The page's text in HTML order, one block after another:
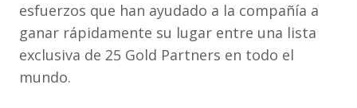
esfuerzos que han ayudado a la compañía a
ganar rápidamente su lugar entre una lista
exclusiva de 25 Gold Partners en todo el
mundo.